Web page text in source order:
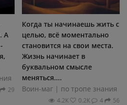
А
29
Когда ты начинаешь жить с
целью, всё моментально
становится на свои места.
Жизнь начинает в
буквальном смысле
меняться....
Воин-маг | по тропе знания
4.2К 0.2К 4 56